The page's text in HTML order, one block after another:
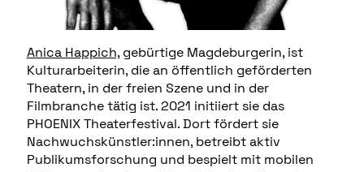
Anica Happich,gebürtige Magdeburgerin, ist
Kulturarbeiterin, die an öffentlich geförderten
Theatern, in der freien Szene und in der
Filmbranche tätig ist. 2021 initiiert sie das
PHOENIX Theaterfestival. Dort fördert sie
Nachwuchskünstler:innen, betreibt aktiv
Publikumsforschung und bespielt mit mobilen